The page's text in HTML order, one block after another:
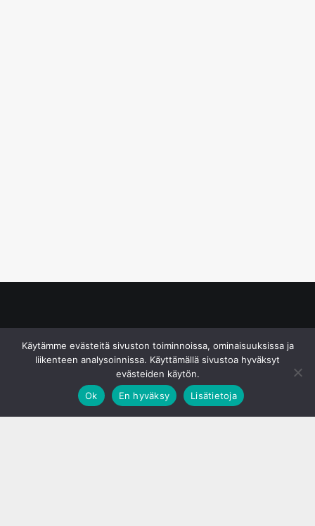
Käytämme evästeitä sivuston toiminnoissa, ominaisuuksissa ja
liikenteen analysoinnissa. Käyttämällä sivustoa hyväksyt
evästeiden käytön.
Ok
En hyväksy Lisätietoja